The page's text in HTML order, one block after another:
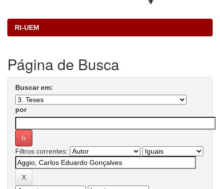
RI-UEM
Página de Busca
Buscar em:
por
Filtros correntes: